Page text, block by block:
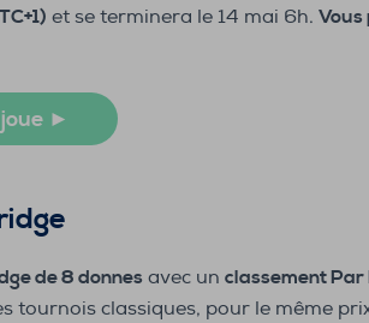
et se terminera le 14 mai 6h. Vous
►
de 8 donnesavec un classement
tournois classiques, pour le même